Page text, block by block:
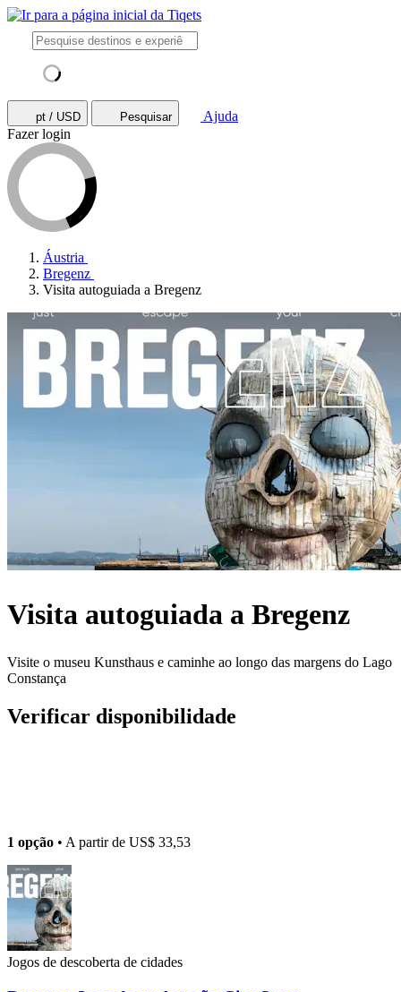
pt / USD Pesquisar
Ajuda
Fazer login
Áustria
Bregenz
Visita autoguiada a Bregenz
Visita autoguiada a Bregenz
Visite o museu Kunsthaus e caminhe ao longo das margens do Lago
Constança
Verificar disponibilidade
1 opção • A partir de US$ 33,53
Jogos de descoberta de cidades